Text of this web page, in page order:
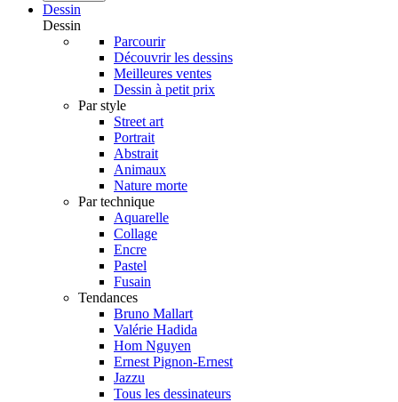
Dessin
Dessin
Parcourir
Découvrir les dessins
Meilleures ventes
Dessin à petit prix
Par style
Street art
Portrait
Abstrait
Animaux
Nature morte
Par technique
Aquarelle
Collage
Encre
Pastel
Fusain
Tendances
Bruno Mallart
Valérie Hadida
Hom Nguyen
Ernest Pignon-Ernest
Jazzu
Tous les dessinateurs